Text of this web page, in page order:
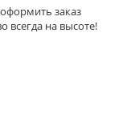
заказ
всегда на высоте!